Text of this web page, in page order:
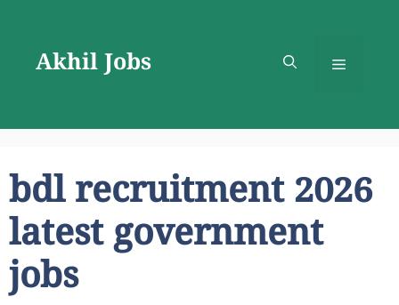
contentAkhil Jobs Menu
bdl recruitment 2026
latest government
jobs